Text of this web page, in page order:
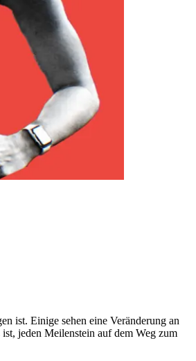
ist. Einige sehen eine Veränderung an
jeden Meilenstein auf dem Weg zum